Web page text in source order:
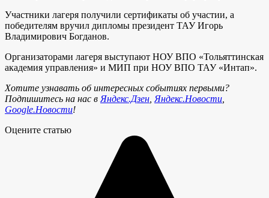
Участники лагеря получили сертификаты об участии, а
победителям вручил дипломы президент ТАУ Игорь
Владимирович Богданов.
Организаторами лагеря выступают НОУ ВПО «Тольяттинская
академия управления» и МИП при НОУ ВПО ТАУ «Интап».
Хотите узнавать об интересных событиях первыми?
Подпишитесь на нас в Яндекс.Дзен Яндекс.Новости
Google.Новости!
Оцените статью